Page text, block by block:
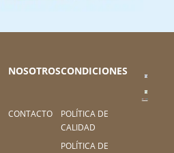
NOSOTROS
CONTACTO
CONDICIONES
POLÍTICA DE
CALIDAD
POLÍTICA DE